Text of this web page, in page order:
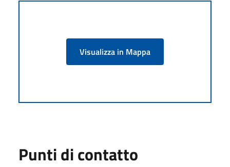
Visualizza in Mappa
Punti di contatto